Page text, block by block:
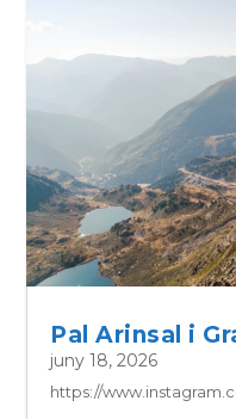
Pal Arinsal i
juny 18, 2026
https://